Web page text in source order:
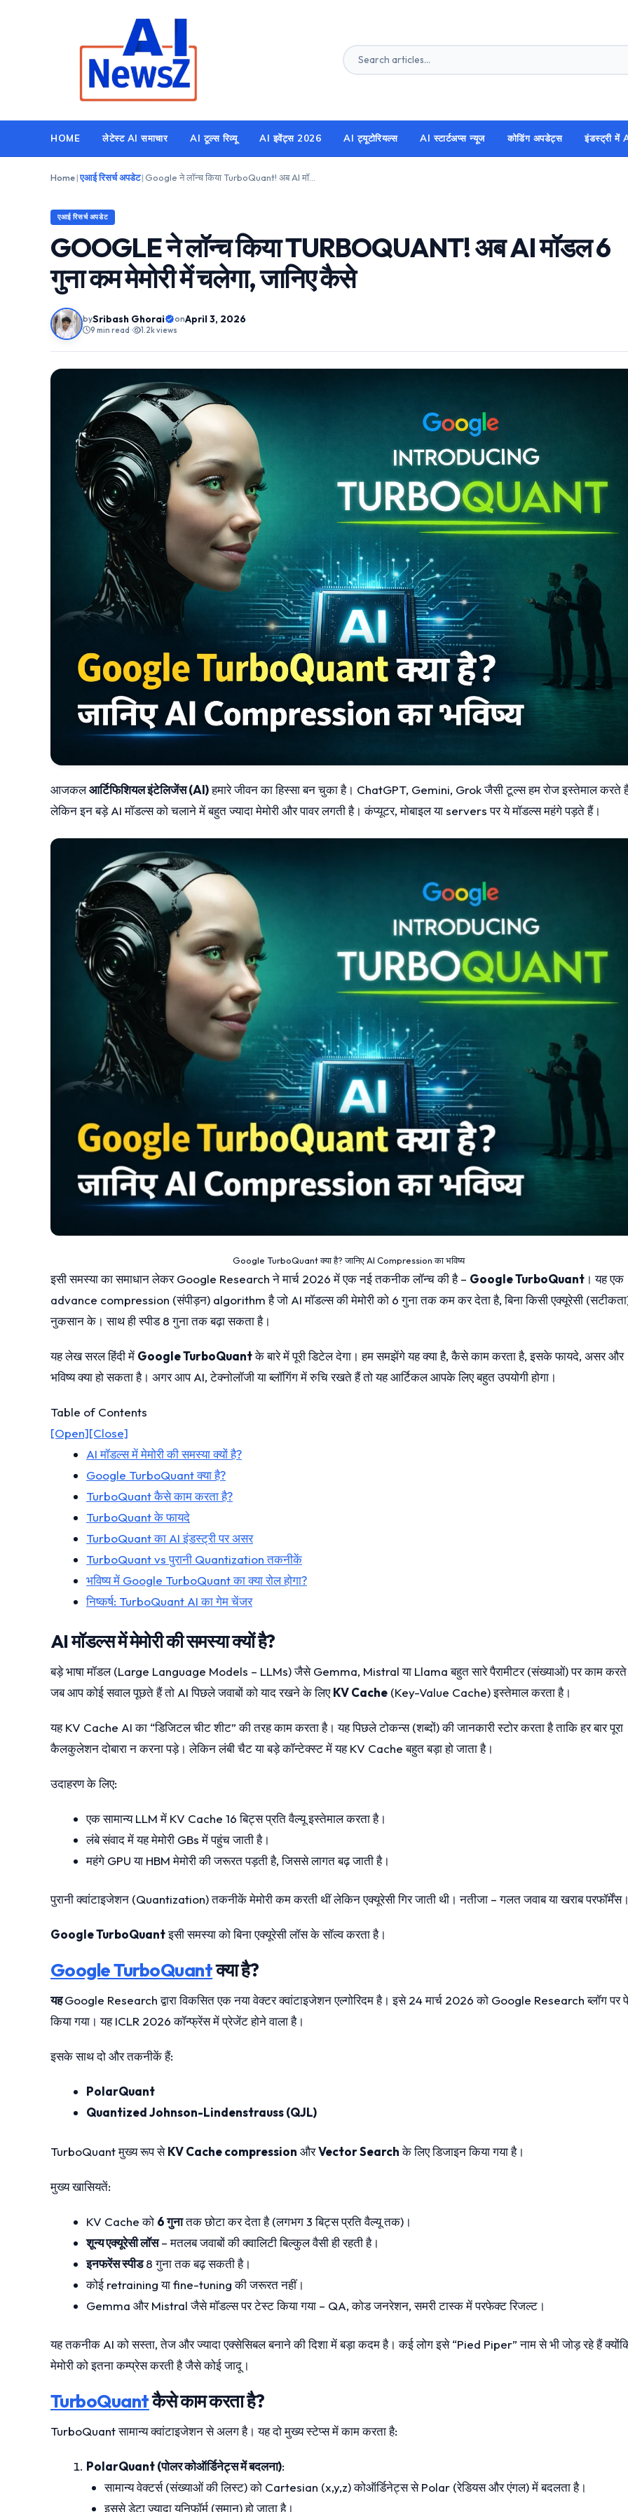
HOME लेटेस्ट AI समाचार AI टूल्स रिव्यू AI इवेंट्स 2026 AI ट्यूटोरियल्स AI स्टार्टअप्स न्यूज कोडिंग अपडेट्स इंडस्ट्री में
Home|एआई रिसर्च अपडेट| Google ने लॉन्च किया TurboQuant! अब AI मॉडल 6 गुना कम मेमोरी में चलेगा, जानिए कैसे
एआई रिसर्च अपडेट
GOOGLE ने लॉन्च किया TURBOQUANT! अब AI मॉडल 6
गुना कम मेमोरी में चलेगा, जानिए कैसे
bySribash Ghorai onApril 3, 2026
9 min read• 1.2k views
आजकलआर्टिफिशियल इंटेलिजेंस (AI)हमारे जीवन का हिस्सा बन चुका है। ChatGPT, Gemini, Grok जैसी टूल्स हम रोज इस्तेमाल करते
लेकिन इन बड़े AI मॉडल्स को चलाने में बहुत ज्यादा मेमोरी और पावर लगती है। कंप्यूटर, मोबाइल या servers पर ये मॉडल्स महंगे पड़ते हैं।
Google TurboQuant क्या है? जानिए AI Compression का भविष्य
इसी समस्या का समाधान लेकर Google Research ने मार्च 2026 में एक नई तकनीक लॉन्च की है – Google TurboQuant । यह एक
advance compression (संपीड़न) algorithm है जो AI मॉडल्स की मेमोरी को 6 गुना तक कम कर देता है, बिना किसी एक्यूरेसी
नुकसान के। साथ ही स्पीड 8 गुना तक बढ़ा सकता है।
यह लेख सरल हिंदी में Google TurboQuantके बारे में पूरी डिटेल देगा। हम समझेंगे यह क्या है, कैसे काम करता है, इसके फायदे, असर और
भविष्य क्या हो सकता है। अगर आप AI, टेक्नोलॉजी या ब्लॉगिंग में रुचि रखते हैं तो यह आर्टिकल आपके लिए बहुत उपयोगी होगा।
Table of Contents
[Open][Close]
AI मॉडल्स में मेमोरी की समस्या क्यों है?
Google TurboQuant क्या है?
TurboQuant कैसे काम करता है?
TurboQuant के फायदे
TurboQuant का AI इंडस्ट्री पर असर
TurboQuant vs पुरानी Quantization तकनीकें
भविष्य में Google TurboQuant का क्या रोल होगा?
निष्कर्ष: TurboQuant AI का गेम चेंजर
AI मॉडल्स में मेमोरी की समस्या क्यों है?
बड़े भाषा मॉडल (Large Language Models – LLMs) जैसे Gemma, Mistral या Llama बहुत सारे पैरामीटर (संख्याओं) पर काम
जब आप कोई सवाल पूछते हैं तो AI पिछले जवाबों को याद रखने के लिएKV Cache (Key-Value Cache) इस्तेमाल करता है।
यह KV Cache AI का “डिजिटल चीट शीट” की तरह काम करता है। यह पिछले टोकन्स (शब्दों) की जानकारी स्टोर करता है ताकि हर बार पूरा
कैलकुलेशन दोबारा न करना पड़े। लेकिन लंबी चैट या बड़े कॉन्टेक्स्ट में यह KV Cache बहुत बड़ा हो जाता है।
उदाहरण के लिए:
एक सामान्य LLM में KV Cache 16 बिट्स प्रति वैल्यू इस्तेमाल करता है।
लंबे संवाद में यह मेमोरी GBs में पहुंच जाती है।
महंगे GPU या HBM मेमोरी की जरूरत पड़ती है, जिससे लागत बढ़ जाती है।
पुरानी क्वांटाइजेशन (Quantization) तकनीकें मेमोरी कम करती थीं लेकिन एक्यूरेसी गिर जाती थी। नतीजा – गलत जवाब या खराब
Google TurboQuantइसी समस्या को बिना एक्यूरेसी लॉस के सॉल्व करता है।
Google TurboQuantक्या है?
यहGoogle Research द्वारा विकसित एक नया वेक्टर क्वांटाइजेशन एल्गोरिदम है। इसे 24 मार्च 2026 को Google Research ब्लॉग पर
किया गया। यह ICLR 2026 कॉन्फ्रेंस में प्रेजेंट होने वाला है।
इसके साथ दो और तकनीकें हैं:
PolarQuant
Quantized Johnson-Lindenstrauss (QJL)
TurboQuant मुख्य रूप सेKV Cache compression औरVector Searchके लिए डिजाइन किया गया है।
मुख्य खासियतें:
KV Cache को 6 गुनातक छोटा कर देता है (लगभग 3 बिट्स प्रति वैल्यू तक)।
शून्य एक्यूरेसी लॉस– मतलब जवाबों की क्वालिटी बिल्कुल वैसी ही रहती है।
इनफरेंस स्पीड8 गुना तक बढ़ सकती है।
कोई retraining या fine-tuning की जरूरत नहीं।
Gemma और Mistral जैसे मॉडल्स पर टेस्ट किया गया – QA, कोड जनरेशन, समरी टास्क में परफेक्ट रिजल्ट।
यह तकनीक AI को सस्ता, तेज और ज्यादा एक्सेसिबल बनाने की दिशा में बड़ा कदम है। कई लोग इसे “Pied Piper” नाम से भी जोड़ रहे हैं
मेमोरी को इतना कम्प्रेस करती है जैसे कोई जादू।
TurboQuantकैसे काम करता है?
TurboQuant सामान्य क्वांटाइजेशन से अलग है। यह दो मुख्य स्टेप्स में काम करता है:
PolarQuant (पोलर कोऑर्डिनेट्स में बदलना):
सामान्य वेक्टर्स (संख्याओं की लिस्ट) को Cartesian (x,y,z) कोऑर्डिनेट्स से Polar (रेडियस और एंगल) में बदलता है।
इससे डेटा ज्यादा यूनिफॉर्म (समान) हो जाता है।